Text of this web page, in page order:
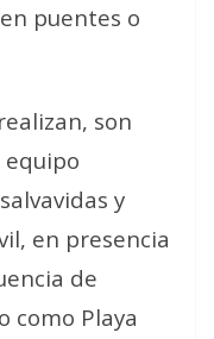
puentes o
son
y
en presencia
de
como Playa